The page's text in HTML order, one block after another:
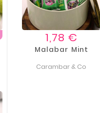
Prix
1,78 €
Malabar Mint
Carambar & Co